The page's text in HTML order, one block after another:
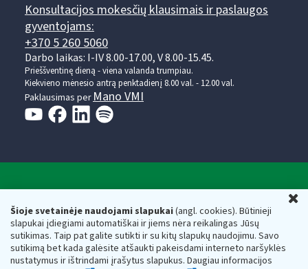
Šioje svetainėje naudojami slapukai(angl. cookies). Būtinieji
slapukai įdiegiami automatiškai ir jiems nėra reikalingas Jūsų
sutikimas. Taip pat galite sutikti ir su kitų slapukų naudojimu. Savo
sutikimą bet kada galėsite atšaukti pakeisdami interneto naršyklės
nustatymus ir ištrindami įrašytus slapukus. Daugiau informacijos
Konsultacijos mokesčių klausimais ir paslaugos
gyventojams:
+370 5 260 5060
Darbo laikas: I-IV 8.00-17.00, V 8.00-15.45.
Prieššventinę dieną - viena valanda trumpiau.
Kiekvieno mėnesio antrą penktadienį 8.00 val. - 12.00 val.
Paklausimas per Mano VMI
Respublikos finansų ministerijos
Biudžetinė įstaiga. Juridinio asmens kodas — 188659752,
adresas: Vasario 16-osios g. 14, 01107 Vilnius, Lietuva, el.paštas:
vmi@vmi.lt, E. pristatymo dėžutės adresas 188659752